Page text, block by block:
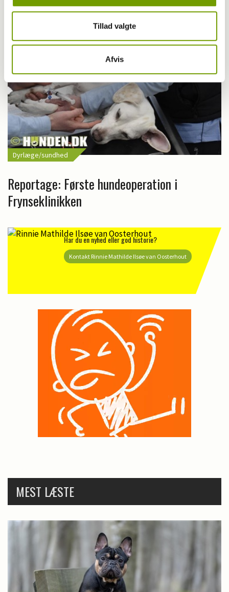
Tillad valgte
Afvis
Dyrlæge/sundhed
Reportage: Første hundeoperation i
Frynseklinikken
Har du en nyhed eller god historie?
Kontakt Rinnie Mathilde Ilsøe van Oosterhout
MEST LÆSTE